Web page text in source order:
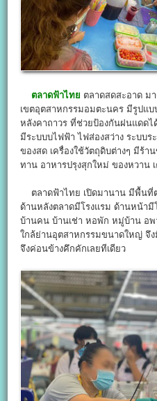
ตลาดฟ้าไทย ตลาดสดสะอาด ม
เขตอุตสาหกรรมอมตะนคร มีรูปแบ
หลังคาถาวร ที่ช่วยป้องกันฝนแดดไ
มีระบบบไฟฟ้า ไฟส่องสว่าง ระบบ
ของสด เครื่องใช้วัตถุดิบต่างๆ มีร้า
ทาน อาหารปรุงสุกใหม่ ของหวาน
ตลาดฟ้าไทย เปิดมานาน มีพื้นที่ต
ด้านหลังตลาดมีโรงแรม ด้านหน้ามี
บ้านคน บ้านเช่า หอพัก หมู่บ้าน อพ
ใกล้ย่านอุตสาหกรรมขนาดใหญ่ จึ
จึงค่อนข้างคึกคักเลยทีเดียว